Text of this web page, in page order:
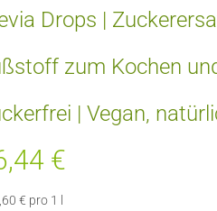
Drops |
zum Kochen
| Vegan,
€
€ pro 1 l